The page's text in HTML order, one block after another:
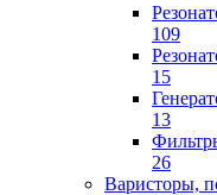
109
15
13
26
Варисторы,